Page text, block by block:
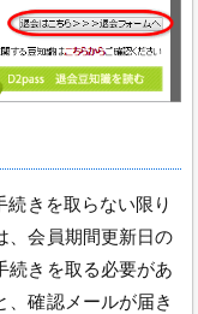
続きを取らない限り
、会員期間更新日の
続きを取る必要があ
、確認メールが届き